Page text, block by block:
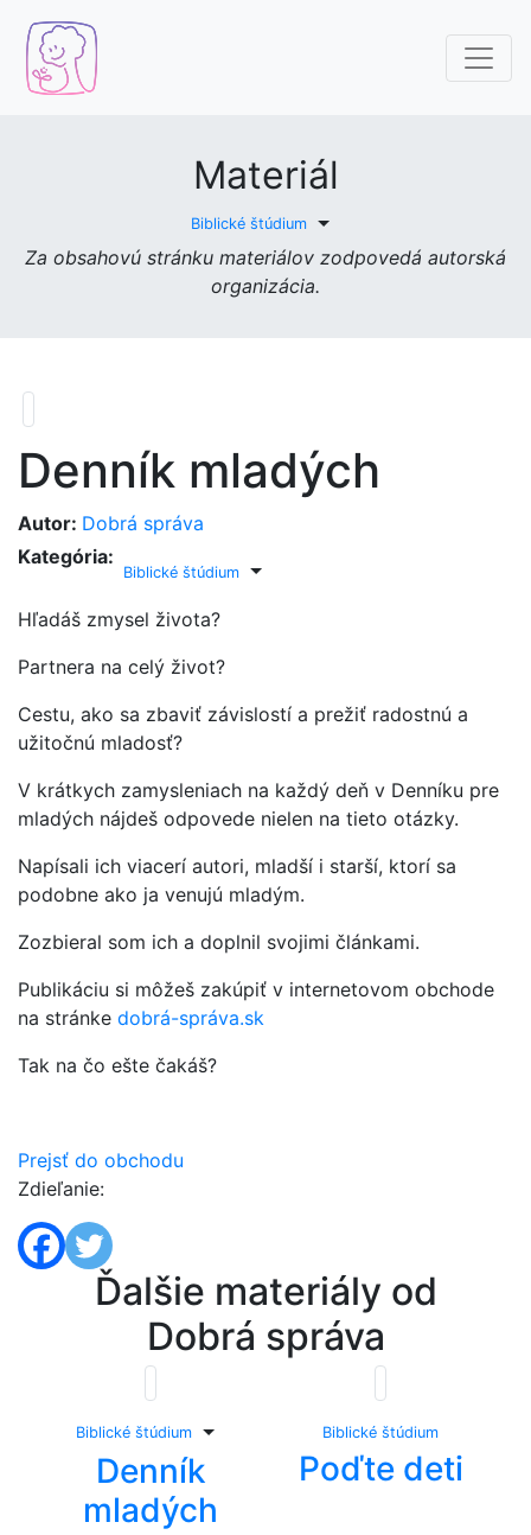
Materiál
Biblické štúdium Toggle Dropdown
Za obsahovú stránku materiálov zodpovedá autorská
organizácia.
Denník mladých
Autor: Dobrá správa
Kategória:
Biblické štúdium Toggle Dropdown
Hľadáš zmysel života?
Partnera na celý život?
Cestu, ako sa zbaviť závislostí a prežiť radostnú a
užitočnú mladosť?
V krátkych zamysleniach na každý deň v Denníku pre
mladých nájdeš odpovede nielen na tieto otázky.
Napísali ich viacerí autori, mladší i starší, ktorí sa
podobne ako ja venujú mladým.
Zozbieral som ich a doplnil svojimi článkami.
Publikáciu si môžeš zakúpiť v internetovom obchode
na stránke dobrá-správa.sk
Tak na čo ešte čakáš?
Prejsť do obchodu
Zdieľanie:
Ďalšie materiály od
Dobrá správa
Biblické štúdium Toggle Dropdown
Denník
mladých
Biblické štúdium
Poďte deti